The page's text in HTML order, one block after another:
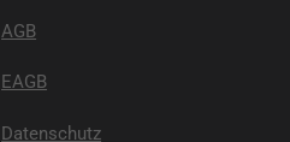
AGB
EAGB
Datenschutz